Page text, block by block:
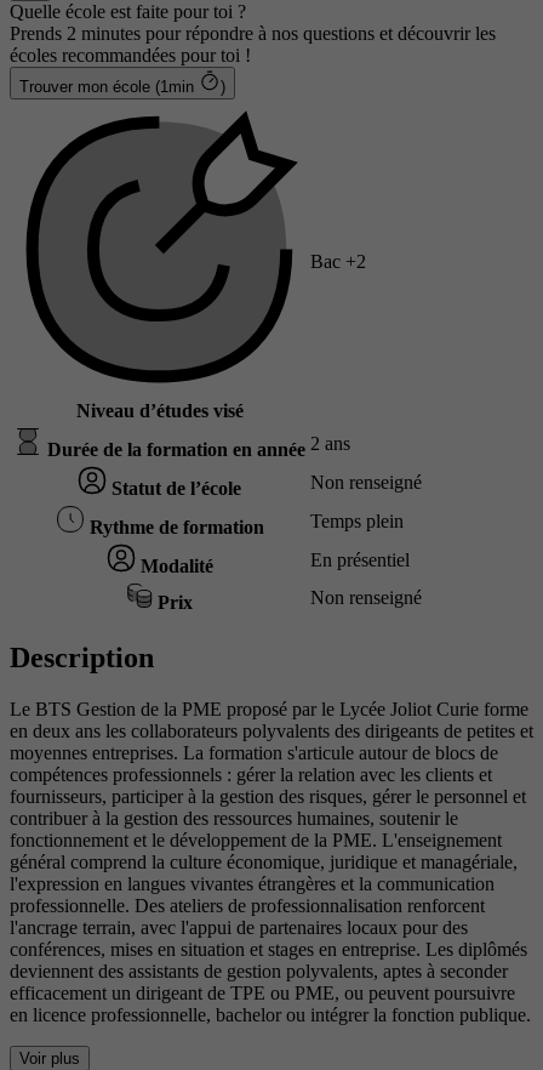
Quelle école est faite pour toi ?
Prends 2 minutes pour répondre à nos questions et découvrir les
écoles recommandées pour toi !
Trouver mon école (1min )
Niveau d’études visé
Bac +2
Durée de la formation en année 2 ans
Statut de l’école Non renseigné
Rythme de formation Temps plein
Modalité En présentiel
Prix Non renseigné
Description
Le BTS Gestion de la PME proposé par le Lycée Joliot Curie forme
en deux ans les collaborateurs polyvalents des dirigeants de petites et
moyennes entreprises. La formation s'articule autour de blocs de
compétences professionnels : gérer la relation avec les clients et
fournisseurs, participer à la gestion des risques, gérer le personnel et
contribuer à la gestion des ressources humaines, soutenir le
fonctionnement et le développement de la PME. L'enseignement
général comprend la culture économique, juridique et managériale,
l'expression en langues vivantes étrangères et la communication
professionnelle. Des ateliers de professionnalisation renforcent
l'ancrage terrain, avec l'appui de partenaires locaux pour des
conférences, mises en situation et stages en entreprise. Les diplômés
deviennent des assistants de gestion polyvalents, aptes à seconder
efficacement un dirigeant de TPE ou PME, ou peuvent poursuivre
en licence professionnelle, bachelor ou intégrer la fonction publique.
Voir plus